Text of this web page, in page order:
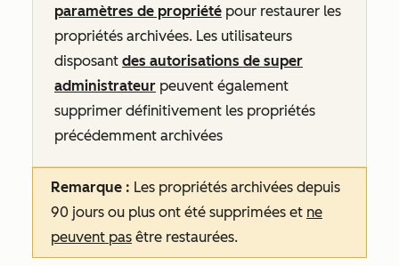
paramètres de propriété pour restaurer les
propriétés archivées. Les utilisateurs
disposant des autorisations de super
administrateur peuvent également
supprimer définitivement les propriétés
précédemment archivées
Remarque : Les propriétés archivées depuis
90 jours ou plus ont été supprimées et ne
peuvent pas être restaurées.